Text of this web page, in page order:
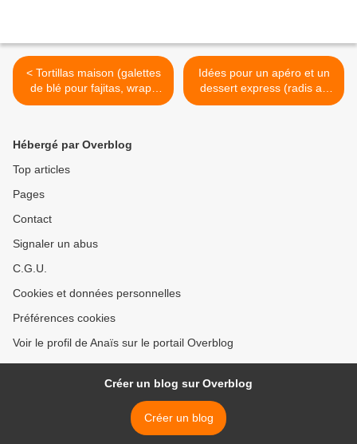
< Tortillas maison (galettes
de blé pour fajitas, wraps
etc...)
Idées pour un apéro et un
dessert express (radis au
curly et salade d'ananas) >
Hébergé par Overblog
Top articles
Pages
Contact
Signaler un abus
C.G.U.
Cookies et données personnelles
Préférences cookies
Voir le profil de Anaïs sur le portail Overblog
Créer un blog sur Overblog
Créer un blog